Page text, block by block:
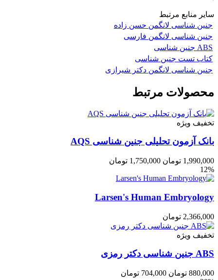
سایر منابع مرتبط
جنین شناسی لانگمن حسن زاده
جنین شناسی لانگمن فارسی
ABS جنین شناسی
کتاب تست جنین شناسی
جنین شناسی لانگمن دکتر شیرازی
محصولات مرتبط
تخفیف ویژه
بانک آزمون تحلیلی جنین شناسی AQS
1,990,000 تومان 1,750,000 تومان
12%
Larsen's Human Embryology
2,366,000 تومان
تخفیف ویژه
ABS جنین شناسی دکتر رمزی
880,000 تومان 704,000 تومان